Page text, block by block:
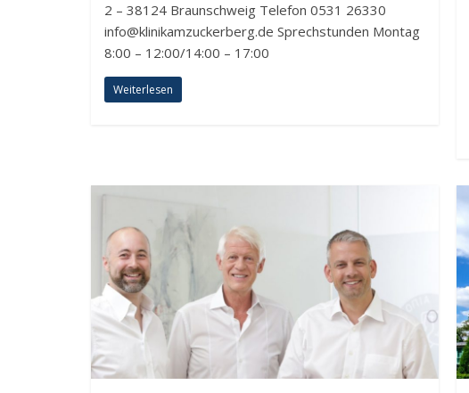
2 – 38124 Braunschweig Telefon 0531 26330
info@klinikamzuckerberg.de Sprechstunden Montag
8:00 – 12:00/14:00 – 17:00
Weiterlesen